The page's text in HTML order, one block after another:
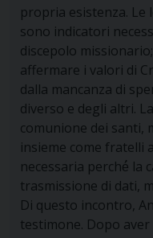
propria esistenza.
sono indicatori
discepolo
affermare i valori di
dalla mancanza di
diverso e degli altri.
comunione dei santi,
insieme come fratelli
necessaria perché́ la
trasmissione di dati,
Di questo incontro,
testimone. Dopo